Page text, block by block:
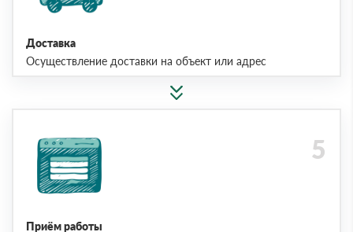
Доставка
Осуществление доставки на объект или адрес
Приём работы